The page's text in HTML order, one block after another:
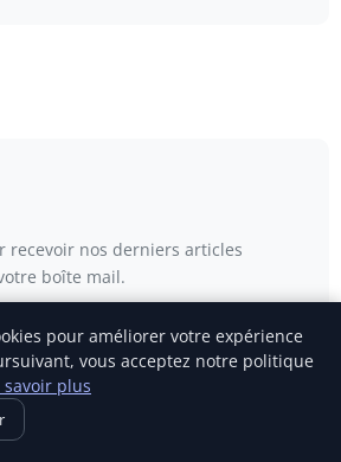
recevoir nos derniers articles
boîte mail.
S'inscrire
pour améliorer votre expérience
vous acceptez notre politique
savoir plus